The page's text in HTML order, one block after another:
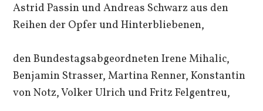
Astrid Passin und Andreas Schwarz aus den
Reihen der Opfer und Hinterbliebenen,
den Bundestagsabgeordneten Irene Mihalic,
Benjamin Strasser, Martina Renner, Konstantin
von Notz, Volker Ulrich und Fritz Felgentreu,